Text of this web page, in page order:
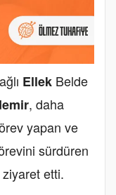
Ellek Belde
, daha
yapan ve
sürdüren
ziyaret etti.